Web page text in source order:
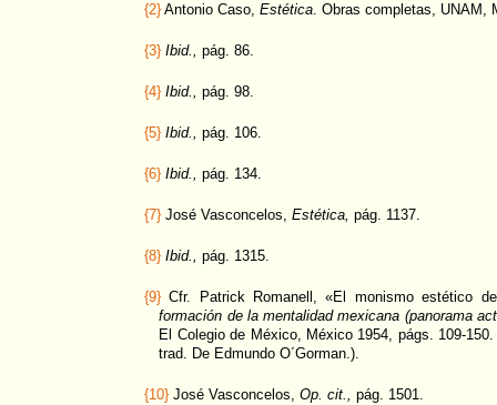
{2} Antonio Caso, Estética. Obras completas, UNAM,
{3} Ibid., pág. 86.
{4} Ibid., pág. 98.
{5} Ibid., pág. 106.
{6} Ibid., pág. 134.
{7} José Vasconcelos, Estética, pág. 1137.
{8} Ibid., pág. 1315.
{9} Cfr. Patrick Romanell, «El monismo estético
formación de la mentalidad mexicana (panorama
El Colegio de México, México 1954, págs. 109-
trad. De Edmundo O´Gorman.).
{10} José Vasconcelos, Op. cit., pág. 1501.